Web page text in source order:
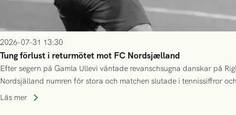
2026-07-31 13:30
Tung förlust i returmötet mot FC Nordsjælland
Efter segern på Gamla Ullevi väntade revanschsugna danskar på
Nordsjälland numren för stora och matchen slutade i tennissiffror
Läs mer